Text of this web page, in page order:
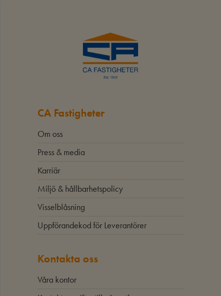
CA Fastigheter
Om oss
Press & media
Karriär
Miljö & hållbarhetspolicy
Visselblåsning
Uppförandekod för Leverantörer
Kontakta oss
Våra kontor